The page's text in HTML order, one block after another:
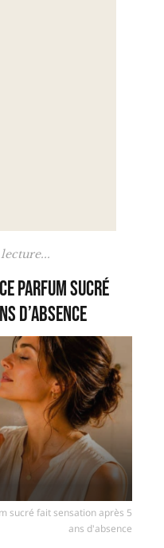
parfum sucré
d’absence
sucré fait sensation après 5
ans d'absence